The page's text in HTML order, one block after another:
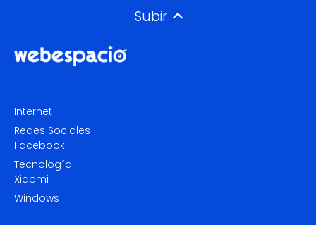
Subir
Internet
Redes Sociales
Facebook
Tecnología
Xiaomi
Windows